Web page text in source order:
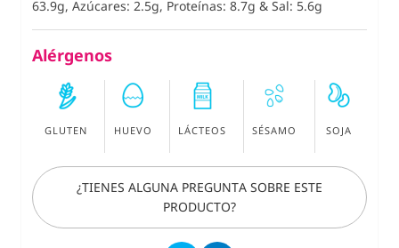
63.9g, Azúcares: 2.5g, Proteínas: 8.7g & Sal: 5.6g
Alérgenos
GLUTEN HUEVO LÁCTEOS SÉSAMO SOJA
¿TIENES ALGUNA PREGUNTA SOBRE ESTE
PRODUCTO?